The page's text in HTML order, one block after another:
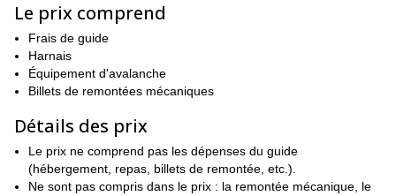
Chamonix ou de laHelbronner
Courmayeur . Les itinéraires possibles sont les suivants
Envers du Plan Le Grand Envers du Plan
Gros Rognon
etc.
C'est un fantastiqueDescente à ski de 22 kilomètres de long
heures
Le meilleur moment pour skier laVallée Blanchevient de
janvier à mai. Le meilleur moment pour le faire dépendra bien
sûr de la neige et des conditions météorologiques.
Le prix comprend
Frais de guide
Harnais
Équipement d'avalanche
Billets de remontées mécaniques
Détails des prix
Le prix ne comprend pas les dépenses du guide
(hébergement, repas, billets de remontée, etc.).
Ne sont pas compris dans le prix : la remontée mécanique, le